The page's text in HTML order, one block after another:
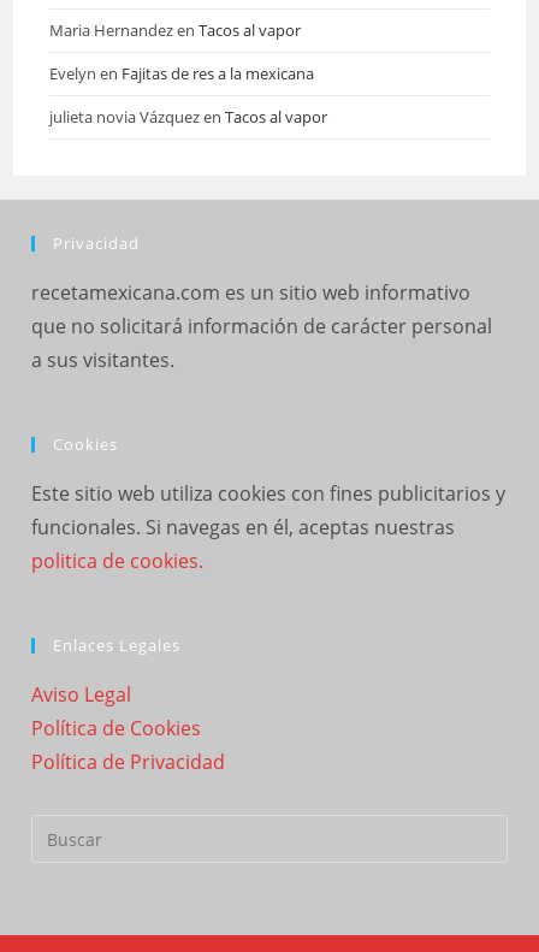
Maria HernandezenTacos al vapor
Evelyn en Fajitas de res a la mexicana
julieta novia VázquezenTacos al vapor
Privacidad
recetamexicana.com es un sitio web informativo
que no solicitará información de carácter personal
a sus visitantes.
Cookies
Este sitio web utiliza cookies con fines publicitarios y
funcionales. Si navegas en él, aceptas nuestras
politica de cookies.
Enlaces Legales
Aviso Legal
Política de Cookies
Política de Privacidad
Buscar: